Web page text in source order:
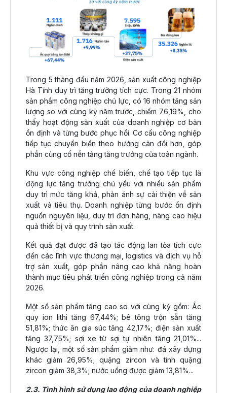
Trong 5 tháng đầu năm 2026, sản xuất công nghiệp
Hà Tĩnh duy trì tăng trưởng tích cực. Trong 21 nhóm
sản phẩm công nghiệp chủ lực, có 16 nhóm tăng sản
lượng so với cùng kỳ năm trước, chiếm 76,19%, cho
thấy hoạt động sản xuất của doanh nghiệp cơ bản
ổn định và từng bước phục hồi. Cơ cấu công nghiệp
tiếp tục chuyển biến theo hướng cân đối hơn, góp
phần củng cố nền tảng tăng trưởng của toàn ngành.
Khu vực công nghiệp chế biến, chế tạo tiếp tục là
động lực tăng trưởng chủ yếu với nhiều sản phẩm
duy trì mức tăng khá, phản ánh sự cải thiện về sản
xuất và tiêu thụ. Doanh nghiệp từng bước ổn định
nguồn nguyên liệu, duy trì đơn hàng, nâng cao hiệu
quả thiết bị và quy trình sản xuất.
Kết quả đạt được đã tạo tác động lan tỏa tích cực
đến các lĩnh vực thương mại, logistics và dịch vụ hỗ
trợ sản xuất, góp phần nâng cao khả năng hoàn
thành mục tiêu phát triển công nghiệp trong cả năm
2026.
Một số sản phẩm tăng cao so với cùng kỳ gồm: Ắc
quy ion lithi tăng 67,44%; bê tông trộn sẵn tăng
51,81%; thức ăn gia súc tăng 42,17%; điện sản xuất
tăng 37,75%; sợi xe từ sợi tự nhiên tăng 21,01%...
Ngược lại, một số sản phẩm giảm như: đá xây dựng
khác giảm 26,95%; quặng zircon và tinh quặng
zircon giảm 38,3%; nước uống được giảm 13,81%...
2.3. Tình hình sử dụng lao động của doanh nghiệp